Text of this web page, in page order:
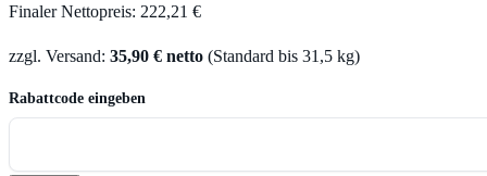
Finaler Nettopreis: 222,21 €
zzgl. Versand: 35,90 € netto (Standard bis 31,5 kg)
Rabattcode eingeben